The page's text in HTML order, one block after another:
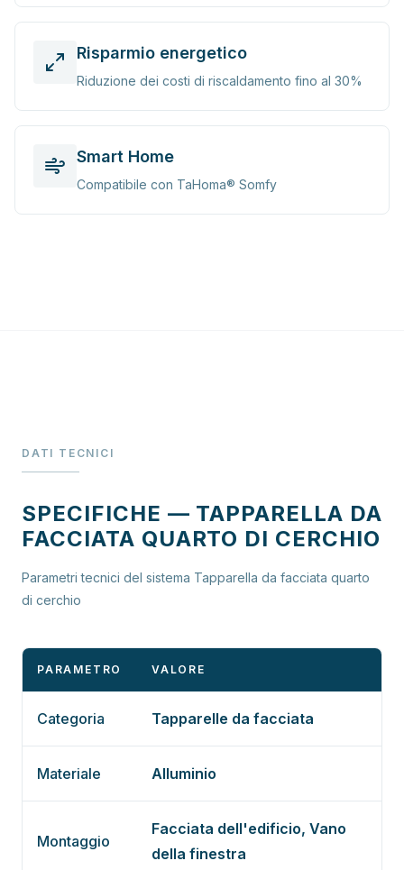
Risparmio energetico
Riduzione dei costi di riscaldamento fino al 30%
Smart Home
Compatibile con TaHoma® Somfy
DATI TECNICI
SPECIFICHE — TAPPARELLA DA
FACCIATA QUARTO DI CERCHIO
Parametri tecnici del sistema Tapparella da facciata quarto
di cerchio
PARAMETRO VALORE
Categoria Tapparelle da facciata
Materiale Alluminio
Montaggio
Facciata dell'edificio, Vano
della finestra